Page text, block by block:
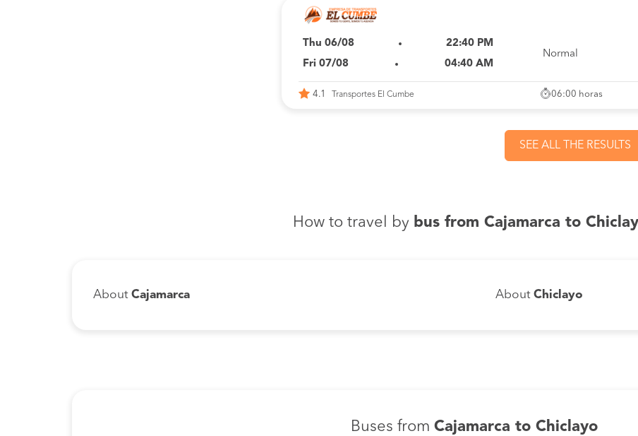
Thu 06/08
22:40 PM
Fri 07/08
04:40 AM
Normal
4.1 Transportes El Cumbe 06:00 horas
SEE ALL THE RESULTS
How to travel by bus from Cajamarca to
About Cajamarca About Chiclayo
Buses from Cajamarca to Chiclayo